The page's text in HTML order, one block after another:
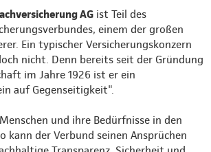
AG ist Teil des
einem der großen
Ein typischer Versicherungskonzern
nicht. Denn bereits seit der Gründung
im Jahre 1926 ist er ein
auf Gegenseitigkeit".
und ihre Bedürfnisse in den
der Verbund seinen Ansprüchen